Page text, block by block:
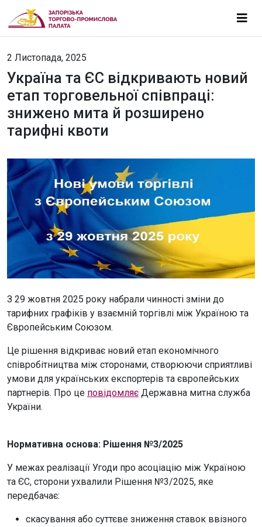
2 Листопада, 2025
Україна та ЄС відкривають новий
етап торговельної співпраці:
знижено мита й розширено
тарифні квоти
З 29 жовтня 2025 року набрали чинності зміни до
тарифних графіків у взаємній торгівлі між Україною та
Європейським Союзом.
Це рішення відкриває новий етап економічного
співробітництва між сторонами, створюючи сприятливі
умови для українських експортерів та європейських
партнерів. Про це повідомляє Державна митна служба
України.
Нормативна основа: Рішення №3/2025
У межах реалізації Угоди про асоціацію між Україною
та ЄС, сторони ухвалили Рішення №3/2025, яке
передбачає:
скасування або суттєве зниження ставок ввізного